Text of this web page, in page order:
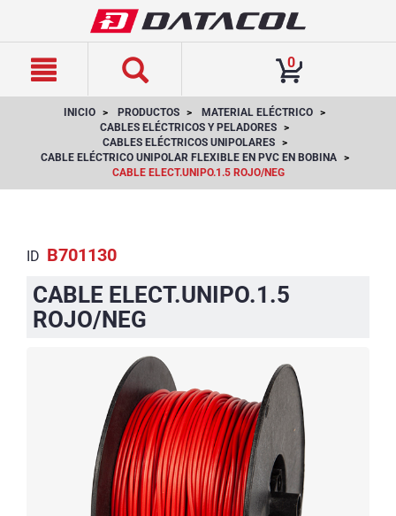
0
INICIO PRODUCTOS
MATERIAL ELÉCTRICO
CABLES ELÉCTRICOS Y PELADORES
CABLES ELÉCTRICOS UNIPOLARES
CABLE ELÉCTRICO UNIPOLAR FLEXIBLE EN PVC EN BOBINA
CABLE ELECT.UNIPO.1.5 ROJO/NEG
ID B701130
CABLE ELECT.UNIPO.1.5
ROJO/NEG